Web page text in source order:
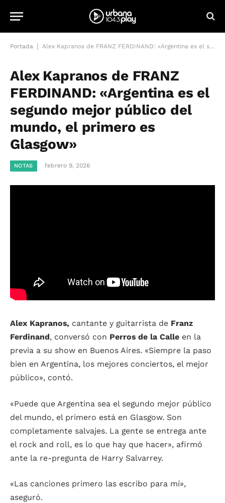
Portada Alex Kapranos de FRANZ FERDINAND: «Argentina es el segundo mejor público del mundo, el primero es Glasgow»
Alex Kapranos de FRANZ
FERDINAND: «Argentina es el
segundo mejor público del
mundo, el primero es
Glasgow»
NOTAS febrero 9, 2026
Alex Kapranos, cantante y guitarrista de Franz
Ferdinand, conversó con Perros de la Calle en la
previa a su show en Buenos Aires. «Siempre la paso
bien en Argentina, los mejores conciertos, el mejor
público», contó.
«Puede que Argentina sea el segundo mejor público
del mundo, el primero está en Glasgow. Son
completamente salvajes. La gente se entrega ante
el rock and roll, es lo que hay que hacer», afirmó
ante la re-pregunta de Harry Salvarrey.
«Las canciones primero las escribo para mí»,
aseguró.